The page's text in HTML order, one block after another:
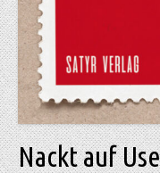
Nackt auf